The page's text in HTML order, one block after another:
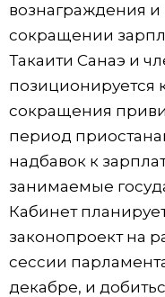
Блог
Политика
Экономика
Общество
Культура
Японский язык
Японский
Семья
Еда и напитки
вознаграждения
сокращении
Такаити Санаэ и
позиционируется
сокращения
период
надбавок к
занимаемые
Кабинет
законопроект на
сессии
декабре, и